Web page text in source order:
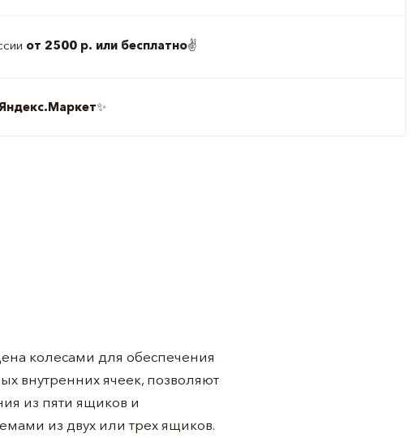
от 2500 р. или бесплатно✌️
✨
колесами для обеспечения
внутренних ячеек, позволяют
из пяти ящиков и
из двух или трех ящиков.